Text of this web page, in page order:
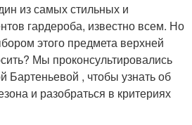
из самых стильных и
гардероба, известно всем. Но
этого предмета верхней
Мы проконсультировались
Бартеньевой , чтобы узнать об
и разобраться в критериях